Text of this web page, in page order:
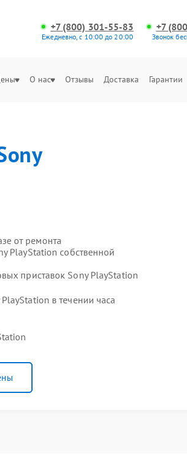
+7 (800) 301-55-83
Ежедневно, с 10:00 до 20:00
+7
Звонок
О нас Отзывы Доставка Гарантии
от ремонта
PlayStation собственной
приставок Sony PlayStation
в течении часа